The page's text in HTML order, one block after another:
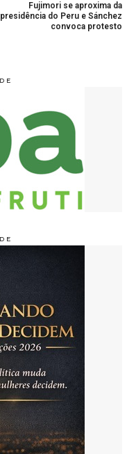
Fujimori se aproxima da
presidência do Peru e Sánchez
convoca protesto